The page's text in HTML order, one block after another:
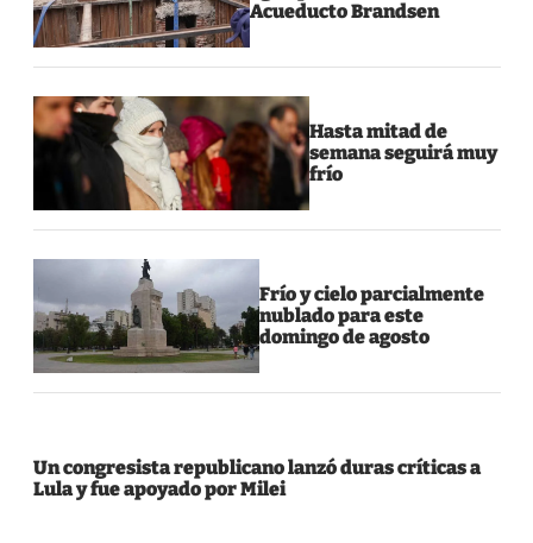
Acueducto Brandsen
Hasta mitad de
semana seguirá muy
frío
Frío y cielo parcialmente
nublado para este
domingo de agosto
Un congresista republicano lanzó duras críticas a
Lula y fue apoyado por Milei